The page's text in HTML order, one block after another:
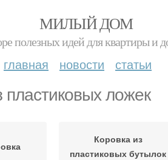
МИЛЫЙ ДОМ
полезных идей для квартиры и
главная новости статьи
пластиковых ложек
Коровка из
пластиковых бутылок